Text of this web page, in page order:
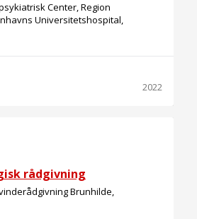
Center, Region
Universitetshospital,
2022
rådgivning
Brunhilde,